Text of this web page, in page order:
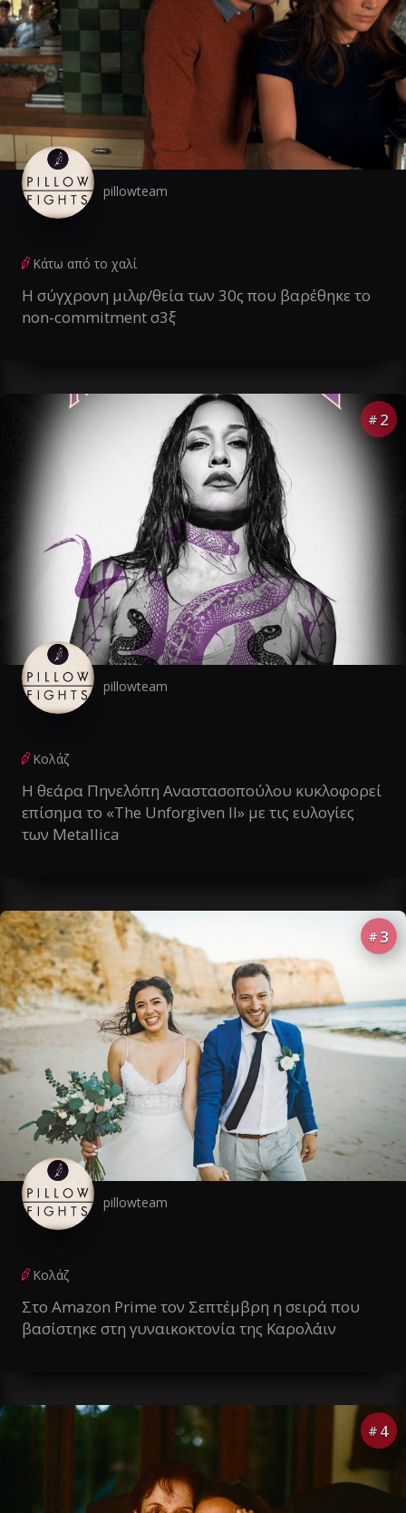
pillowteam
Κάτω από το χαλί
Η σύγχρονη μιλφ/θεία των 30ς που βαρέθηκε το
non-commitment σ3ξ
# 2
pillowteam
Κολάζ
Η θεάρα Πηνελόπη Αναστασοπούλου κυκλοφορεί
επίσημα το «The Unforgiven II» με τις ευλογίες
των Metallica
# 3
pillowteam
Κολάζ
Στο Amazon Prime τον Σεπτέμβρη η σειρά που
βασίστηκε στη γυναικοκτονία της Καρολάιν
# 4